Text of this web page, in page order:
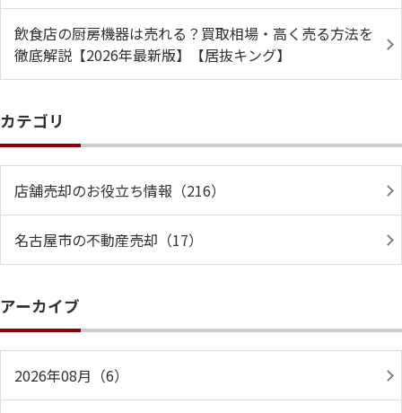
飲食店の厨房機器は売れる？買取相場・高く売る方法を
徹底解説【2026年最新版】【居抜キング】
カテゴリ
店舗売却のお役立ち情報（216）
名古屋市の不動産売却（17）
アーカイブ
2026年08月（6）